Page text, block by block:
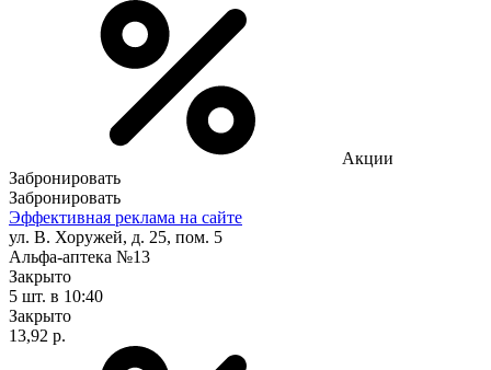
Акции
Забронировать
Забронировать
Эффективная реклама на сайте
ул. В. Хоружей, д. 25, пом. 5
Альфа-аптека №13
Закрыто
5 шт. в 10:40
Закрыто
13,92 р.